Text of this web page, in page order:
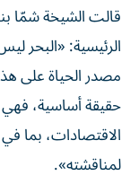
قالت الشيخة شمّا
الرئيسية: «البحر
مصدر الحياة على
حقيقة أساسية، فهي
الاقتصادات، بما
لمناقشته».